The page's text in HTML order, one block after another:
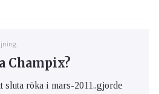
Champix?
sluta röka i mars-2011..gjorde